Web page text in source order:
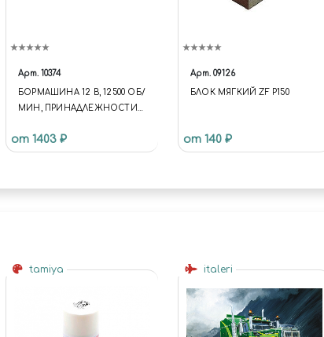
Арт. 10374
БОРМАШИНА 12 В, 12500 ОБ/
МИН, ПРИНАДЛЕЖНОСТИ
КОРОБКА, JAS 10374
от 1403 ₽
Арт. 09126
БЛОК МЯГКИЙ ZF P150
от 140 ₽
tamiya italeri